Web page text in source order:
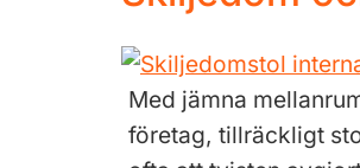
Med jämna
företag, tillräckligt